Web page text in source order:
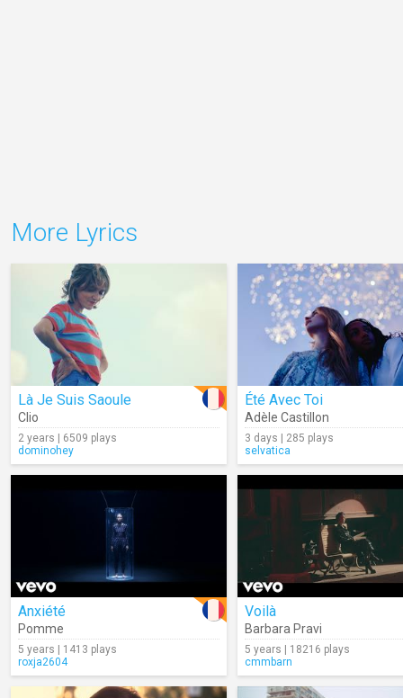
More Lyrics
Là Je Suis Saoule
Clio
2 years | 6509 plays
dominohey
Été Avec Toi
Adèle Castillon
3 days | 285 plays
selvatica
Anxiété
Pomme
5 years | 1413 plays
roxja2604
Voilà
Barbara Pravi
5 years | 18216 plays
cmmbarn